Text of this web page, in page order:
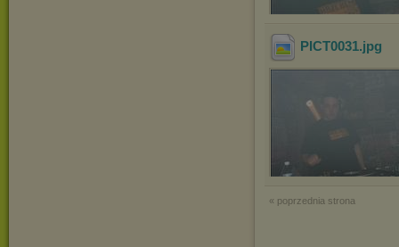
PICT0031.jpg
« poprzednia strona